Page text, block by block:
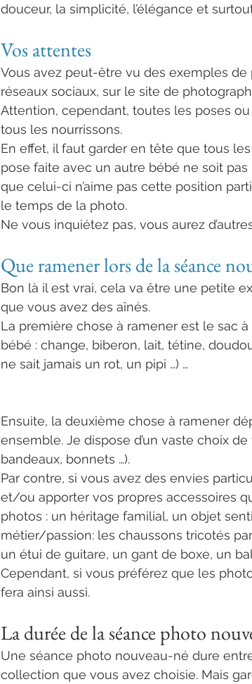
douceur, la simplicité, l’élégance et
Vos attentes
Vous avez peut-être vu des exemples
réseaux sociaux, sur le site de
Attention, cependant, toutes les poses
tous les nourrissons.
En effet, il faut garder en tête que tous
pose faite avec un autre bébé ne soit
que celui-ci n’aime pas cette position
le temps de la photo.
Ne vous inquiétez pas, vous aurez
Que ramener lors de la séance
Bon là il est vrai, cela va être une petite
que vous avez des aînés.
La première chose à ramener est le sac
bébé : change, biberon, lait, tétine,
ne sait jamais un rot, un pipi …) …
Ensuite, la deuxième chose à ramener
ensemble. Je dispose d’un vaste choix
bandeaux, bonnets …).
Par contre, si vous avez des envies
et/ou apporter vos propres accessoires
photos : un héritage familial, un objet
métier/passion: les chaussons tricotés
un étui de guitare, un gant de boxe, un
Cependant, si vous préférez que les
fera ainsi aussi.
La durée de la séance photo
Une séance photo nouveau-né dure
collection que vous avez choisie. Mais